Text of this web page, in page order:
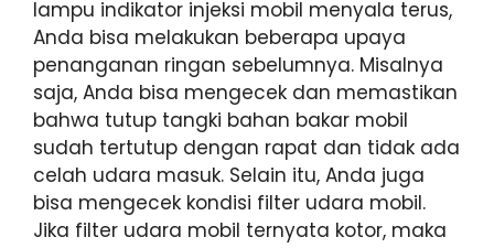
lampu indikator injeksi mobil menyala terus,
Anda bisa melakukan beberapa upaya
penanganan ringan sebelumnya. Misalnya
saja, Anda bisa mengecek dan memastikan
bahwa tutup tangki bahan bakar mobil
sudah tertutup dengan rapat dan tidak ada
celah udara masuk. Selain itu, Anda juga
bisa mengecek kondisi filter udara mobil.
Jika filter udara mobil ternyata kotor, maka